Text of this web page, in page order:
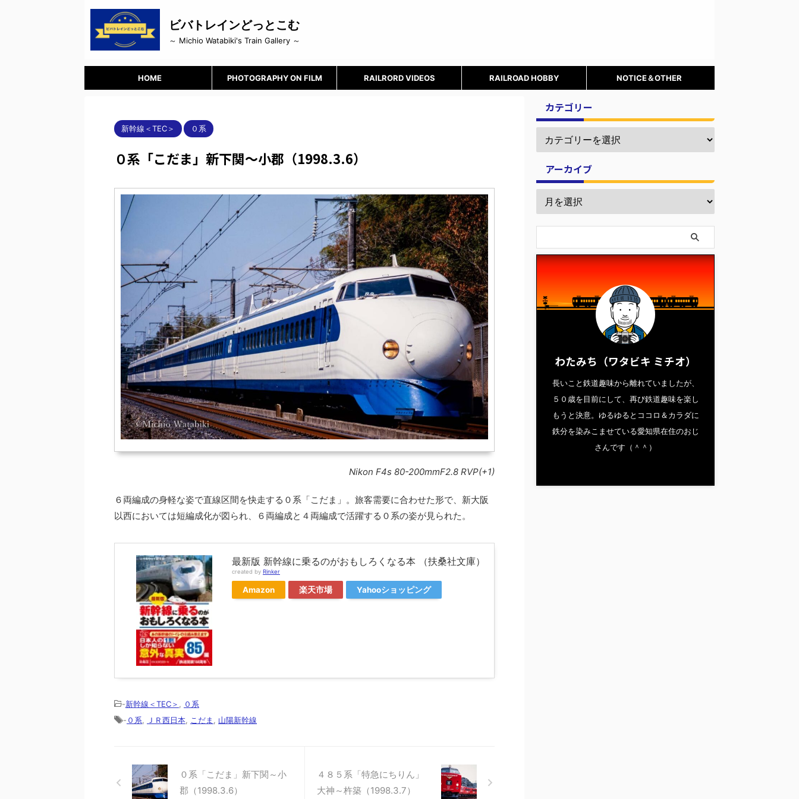
ビバトレインどっとこむ
～ Michio Watabiki's Train Gallery ～
HOME PHOTOGRAPHY ON FILM RAILRORD VIDEOS RAILROAD HOBBY NOTICE＆OTHER
新幹線＜TEC＞ ０系
０系「こだま」新下関～小郡（1998.3.6）
Nikon F4s 80-200mmF2.8 RVP(+1)
６両編成の身軽な姿で直線区間を快走する０系「こだま」。旅客需要に合わせた形で、新大阪
以西においては短編成化が図られ、６両編成と４両編成で活躍する０系の姿が見られた。
最新版 新幹線に乗るのがおもしろくなる本 （扶桑社文庫）
created by Rinker
Amazon 楽天市場 Yahooショッピング
-新幹線＜TEC＞ , ０系
- ０系, ＪＲ西日本, こだま , 山陽新幹線
０系「こだま」新下関～小
郡（1998.3.6）
４８５系「特急にちりん」
大神～杵築（1998.3.7）
カテゴリー
アーカイブ
わたみち（ワタビキ ミチオ）
長いこと鉄道趣味から離れていましたが、
５０歳を目前にして、再び鉄道趣味を楽し
もうと決意。ゆるゆるとココロ＆カラダに
鉄分を染みこませている愛知県在住のおじ
さんです（＾＾）